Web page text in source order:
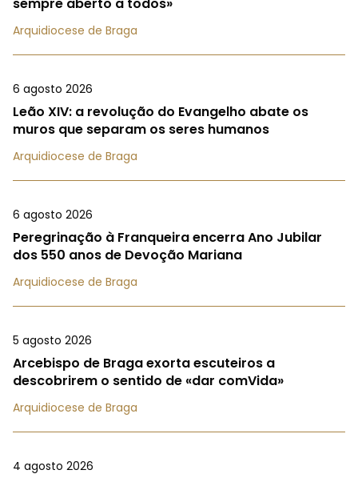
Arquidiocese de Braga
6 agosto 2026
Leão XIV: a revolução do Evangelho abate os
muros que separam os seres humanos
Arquidiocese de Braga
6 agosto 2026
Peregrinação à Franqueira encerra Ano Jubilar
dos 550 anos de Devoção Mariana
Arquidiocese de Braga
5 agosto 2026
Arcebispo de Braga exorta escuteiros a
descobrirem o sentido de «dar comVida»
Arquidiocese de Braga
4 agosto 2026